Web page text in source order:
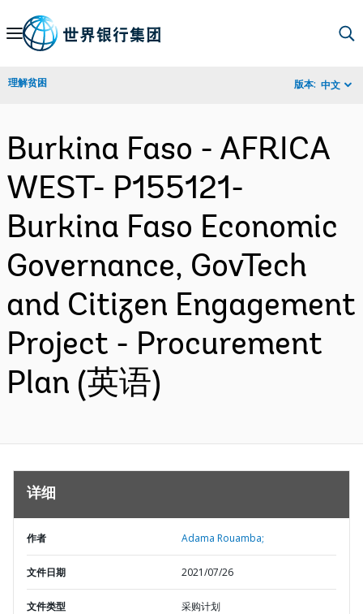
Skip
Navigation
理解贫困 版本: 中文
Burkina Faso - AFRICA
WEST- P155121-
Burkina Faso Economic
Governance, GovTech
and Citizen Engagement
Project - Procurement
Plan (英语)
详细
作者 Adama Rouamba;
文件日期 2021/07/26
文件类型 采购计划